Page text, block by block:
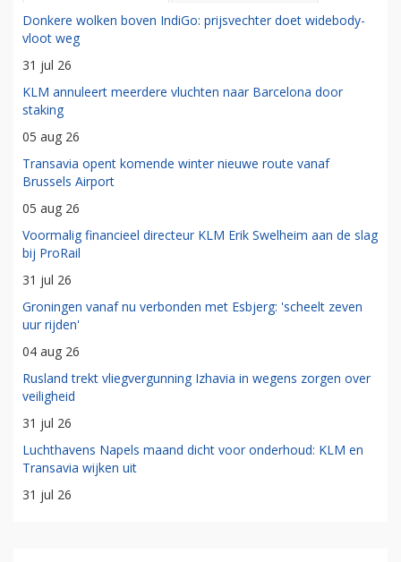
Donkere wolken boven IndiGo: prijsvechter doet widebody-
vloot weg
31 jul 26
KLM annuleert meerdere vluchten naar Barcelona door
staking
05 aug 26
Transavia opent komende winter nieuwe route vanaf
Brussels Airport
05 aug 26
Voormalig financieel directeur KLM Erik Swelheim aan de slag
bij ProRail
31 jul 26
Groningen vanaf nu verbonden met Esbjerg: 'scheelt zeven
uur rijden'
04 aug 26
Rusland trekt vliegvergunning Izhavia in wegens zorgen over
veiligheid
31 jul 26
Luchthavens Napels maand dicht voor onderhoud: KLM en
Transavia wijken uit
31 jul 26